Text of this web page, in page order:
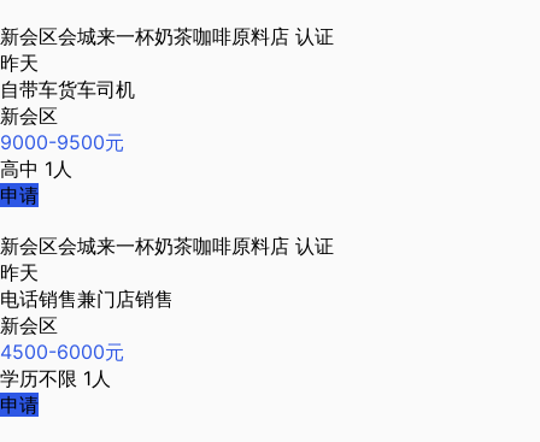
新会区会城来一杯奶茶咖啡原料店 认证
昨天
自带车货车司机
新会区
9000-9500元
高中 1人
申请
新会区会城来一杯奶茶咖啡原料店 认证
昨天
电话销售兼门店销售
新会区
4500-6000元
学历不限 1人
申请